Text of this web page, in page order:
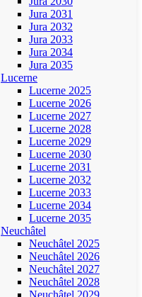
Jura 2031
Jura 2032
Jura 2033
Jura 2034
Jura 2035
Lucerne
Lucerne 2025
Lucerne 2026
Lucerne 2027
Lucerne 2028
Lucerne 2029
Lucerne 2030
Lucerne 2031
Lucerne 2032
Lucerne 2033
Lucerne 2034
Lucerne 2035
Neuchâtel
Neuchâtel 2025
Neuchâtel 2026
Neuchâtel 2027
Neuchâtel 2028
Neuchâtel 2029